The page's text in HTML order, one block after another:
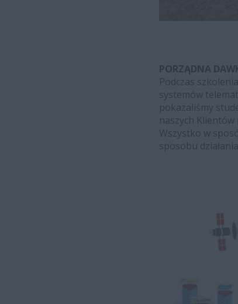
PORZĄDNA
Podczas
systemów
pokazaliśmy
naszych
Wszystko w
sposobu